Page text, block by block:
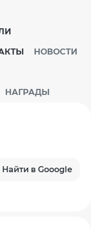
НОВОСТИ
НАГРАДЫ
Найти в Gooogle